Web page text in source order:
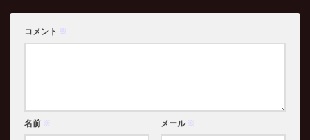
コメント ※
名前 ※ メール ※